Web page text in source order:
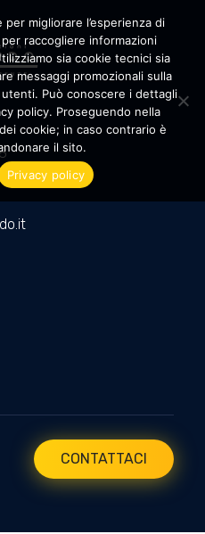
CONTATTACI
migliorare l’esperienza di
raccogliere informazioni
sia cookie tecnici sia
messaggi promozionali sulla
Può conoscere i dettagli
policy. Proseguendo nella
cookie; in caso contrario è
il sito.
Privacy policy